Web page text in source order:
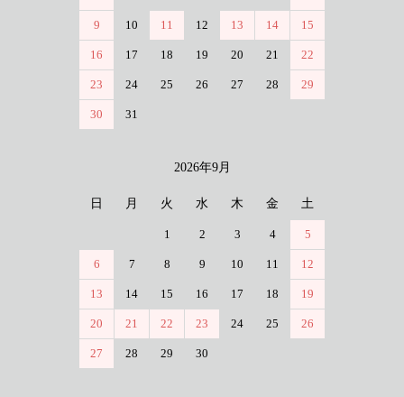
9 10 11 12 13 14 15
16 17 18 19 20 21 22
23 24 25 26 27 28 29
30 31
2026年9月
日 月 火 水 木 金 土
1 2 3 4 5
6 7 8 9 10 11 12
13 14 15 16 17 18 19
20 21 22 23 24 25 26
27 28 29 30